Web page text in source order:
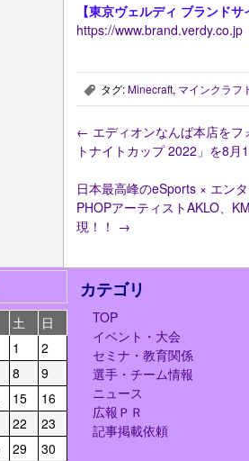
【東京ヴェルディ ブランドサ
https://www.brand.verdy.co.jp
, タグ:Minecraft, マインクラフ
← エディオンなんば本店を
トナイトカップ 2022」を8月
日本最高峰のeSports × エン
PHOPアーティストAKLO、
現！！ →
土
日
1
2
8
9
15
16
22
23
29
30
カテゴリ
TOP
イベント・大会
セミナ・教育関係
選手・チーム情報
ニュース
広報ＰＲ
記事掲載依頼